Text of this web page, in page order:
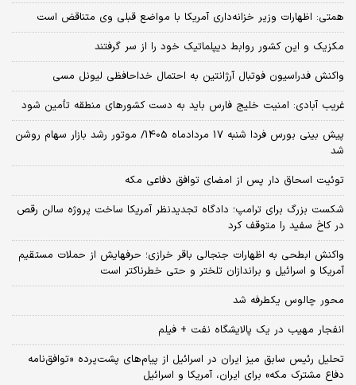
همتی: اظهارات وزیر خزانه‌داری آمریکا با مواضع قبلی وی متناقض است
مکزیک و این کشور روابط دیپلماتیک خود را از سر گرفتند
واکنش فدراسیون فوتبال آرژانتین به احتمال خداحافظی لیونل مسی
غریب آبادی: امنیت خلیج فارس باید به دست کشورهای منطقه تأمین شود
پیش بینی بورس فردا شنبه 17 مردادماه 1405/ موتور رشد بازار سهام روشن
شد
توئیت اسحاق دار پس از امضای توافق دفاعی مکه
شکست بزرگ برای ترامپ؛ دادگاه تجدیدنظر آمریکا ساخت پروژه سالن رقص
در کاخ سفید را متوقف کرد
واکنش ابطحی به اظهارات جنجالی باقر خرازی؛ حرفهایش از حملات مستقیم
آمریکا و اسرائیل و براندازان تلختر و حتی خطرناکتر است
محور چالوس یکطرفه شد
انفجار مهیب در یک پالایشگاه نفت + فیلم
تحلیل رئیس سابق میز ایران در اسرائیل از پیام‌های پشت‌پرده «توافق‌نامه
دفاع مشترک مکه» برای ایران، آمریکا و اسرائیل